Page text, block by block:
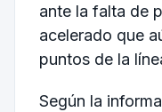
ante la falta de
acelerado que
puntos de la
Según la